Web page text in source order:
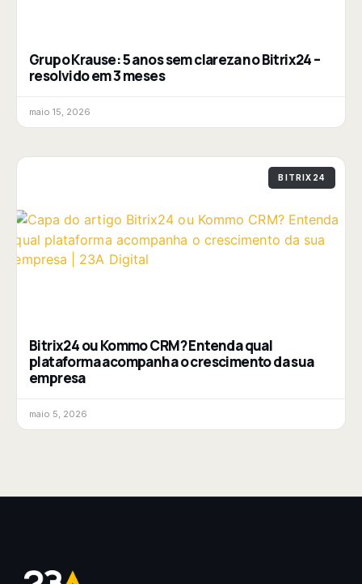
Grupo Krause: 5 anos sem clareza no Bitrix24 –
resolvido em 3 meses
maio 15, 2026
BITRIX24
Bitrix24 ou Kommo CRM? Entenda qual
plataforma acompanha o crescimento da sua
empresa
maio 5, 2026